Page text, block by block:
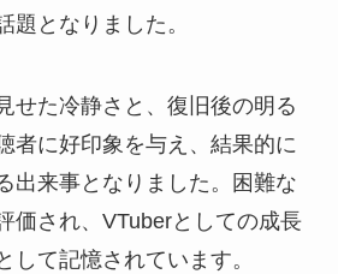
題となりました。
せた冷静さと、復旧後の明る
者に好印象を与え、結果的に
出来事となりました。困難な
価され、VTuberとしての成長
して記憶されています。